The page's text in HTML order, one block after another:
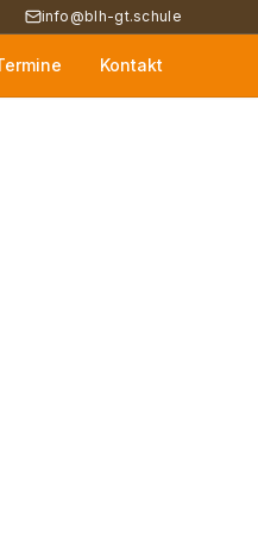
info@blh-gt.schule
Kontakt